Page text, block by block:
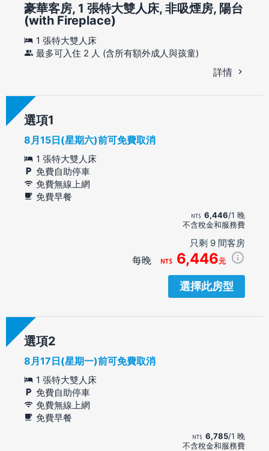
豪華客房, 1 張特大雙人床, 非吸煙房, 陽台
(with Fireplace)
1 張特大雙人床
最多可入住 2 人 (含所有額外成人與孩童)
詳情
選項
8月15日(星期六)前可免費取消
1 張特大雙人床
免費自助停車
免費無線上網
免費早餐
6,446/1 晚
不含稅金和服務費
只剩 9 間客房
每晚 6,446元
選擇此房型
選項
8月17日(星期一)前可免費取消
1 張特大雙人床
免費自助停車
免費無線上網
免費早餐
6,785/1 晚
不含稅金和服務費